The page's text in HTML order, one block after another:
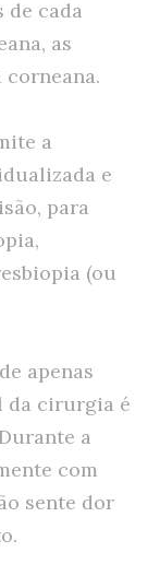
de cada
as
corneana.
a
e
para
(ou
apenas
da cirurgia é
a
com
sente dor